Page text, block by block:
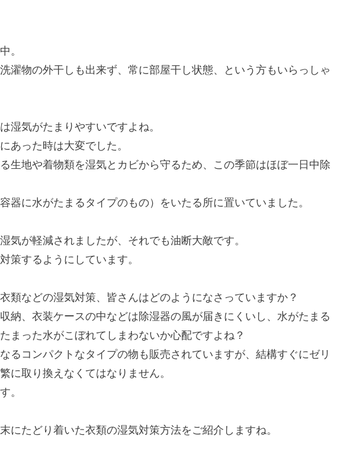
。
濯物の外干しも出来ず、常に部屋干し状態、という方もいらっしゃ
湿気がたまりやすいですよね。
あった時は大変でした。
生地や着物類を湿気とカビから守るため、この季節はほぼ一日中除
器に水がたまるタイプのもの）をいたる所に置いていました。
気が軽減されましたが、それでも油断大敵です。
策するようにしています。
類などの湿気対策、皆さんはどのようになさっていますか？
納、衣装ケースの中などは除湿器の風が届きにくいし、水がたまる
まった水がこぼれてしまわないか心配ですよね？
るコンパクトなタイプの物も販売されていますが、結構すぐにゼリ
に取り換えなくてはなりません。
。
にたどり着いた衣類の湿気対策方法をご紹介しますね。